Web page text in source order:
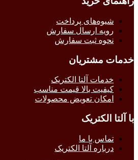
شیوه‌های پرداخت
رویه ارسال سفارش
نحوه ثبت سفارش
خدمات مشتریان
خدمات آلتا الکتریک
کیفیت بالا قیمت مناسب
امکان تعویض محصولات
با آلتا الکتریک
تماس با ما
درباره آلتا الکتریک